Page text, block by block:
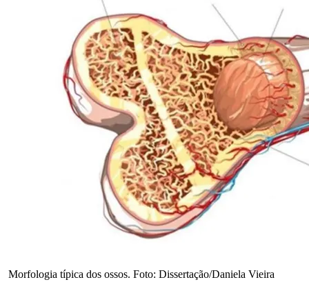
Morfologia típica dos ossos. Foto: Dissertação/Daniela Vieira